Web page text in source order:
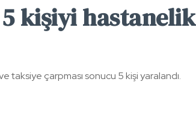
kişiyi hastanelik
taksiye çarpması sonucu 5 kişi yaralandı.